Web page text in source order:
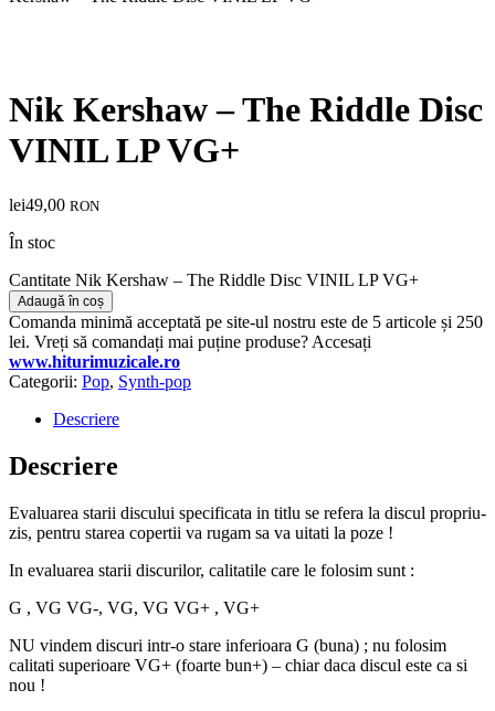
Nik Kershaw – The Riddle Disc
VINIL LP VG+
lei49,00 RON
În stoc
Cantitate Nik Kershaw – The Riddle Disc VINIL LP VG+
Adaugă în coș
Comanda minimă acceptată pe site-ul nostru este de 5 articole și 250
lei. Vreți să comandați mai puține produse? Accesați
www.hiturimuzicale.ro
Categorii: Pop, Synth-pop
Descriere
Descriere
Evaluarea starii discului specificata in titlu se refera la discul propriu-
zis, pentru starea copertii va rugam sa va uitati la poze !
In evaluarea starii discurilor, calitatile care le folosim sunt :
G , VG VG-, VG, VG VG+ , VG+
NU vindem discuri intr-o stare inferioara G (buna) ; nu folosim
calitati superioare VG+ (foarte bun+) – chiar daca discul este ca si
nou !